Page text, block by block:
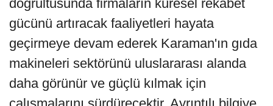
doğrultusunda firmaların küresel rekabet
gücünü artıracak faaliyetleri hayata
geçirmeye devam ederek Karaman'ın gıda
makineleri sektörünü uluslararası alanda
daha görünür ve güçlü kılmak için